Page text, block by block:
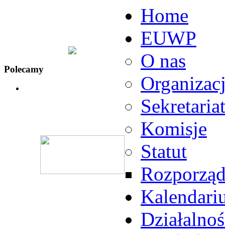
Polecamy
Home
EUWP
O nas
Sekretariat
Komisje
Statut